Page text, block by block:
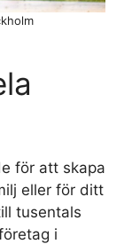
för att skapa
eller för ditt
tusentals
i